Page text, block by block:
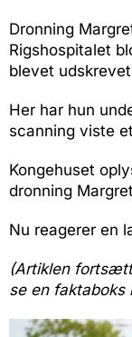
Dronning
Rigshospitalet
blevet
Her har hun
scanning viste
Kongehuset
dronning
Nu reagerer en
(Artiklen
se en faktaboks